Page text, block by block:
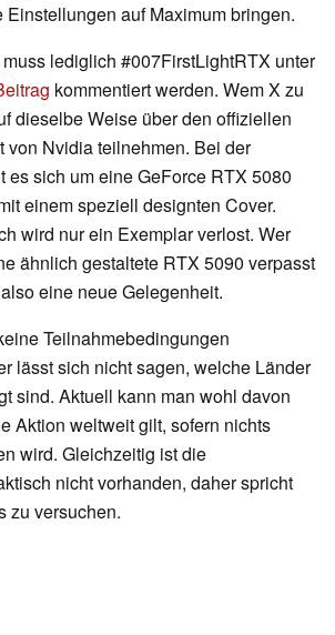
auf Maximum bringen.
lediglich #007FirstLightRTX unter
kommentiert werden. Wem X zu
dieselbe Weise über den offiziellen
von Nvidia teilnehmen. Bei der
es sich um eine GeForce RTX 5080
einem speziell designten Cover.
wird nur ein Exemplar verlost. Wer
ähnlich gestaltete RTX 5090 verpasst
eine neue Gelegenheit.
Teilnahmebedingungen
lässt sich nicht sagen, welche Länder
sind. Aktuell kann man wohl davon
Aktion weltweit gilt, sofern nichts
wird. Gleichzeitig ist die
nicht vorhanden, daher spricht
zu versuchen.